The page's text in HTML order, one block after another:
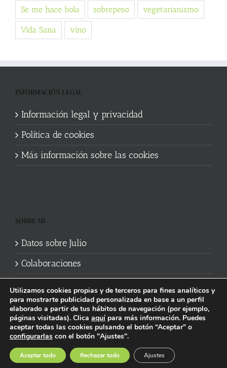
Se me hace bola sobrepeso vegetarianismo
Vida Sana vino
INFORMACIÓN LEGAL
Información legal y privacidad
Política de cookies
Más información sobre las cookies
SOBRE MI
Datos sobre Julio
Colaboraciones
Política de cookies | Información legal y privacidad
| Web mantenida
porStudi7
Facebook YouTubeInstagramSpotify
Bluesky
social
Threads
Utilizamos cookies propias y de terceros para fines analíticos y
para mostrarte publicidad personalizada en base a un perfil
elaborado a partir de tus hábitos de navegación (por ejemplo,
páginas visitadas). Clica aquípara más información. Puedes
aceptar todas las cookies pulsando el botón “Aceptar” o
configurarlas con el botón "Ajustes".
Aceptar todo Rechazar todo Ajustes